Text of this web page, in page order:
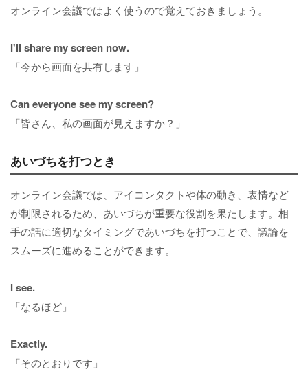
オンライン会議ではよく使うので覚えておきましょう。
I'll share my screen now.
「今から画面を共有します」
Can everyone see my screen?
「皆さん、私の画面が見えますか？」
あいづちを打つとき
オンライン会議では、アイコンタクトや体の動き、表情など
が制限されるため、あいづちが重要な役割を果たします。相
手の話に適切なタイミングであいづちを打つことで、議論を
スムーズに進めることができます。
I see.
「なるほど」
Exactly.
「そのとおりです」